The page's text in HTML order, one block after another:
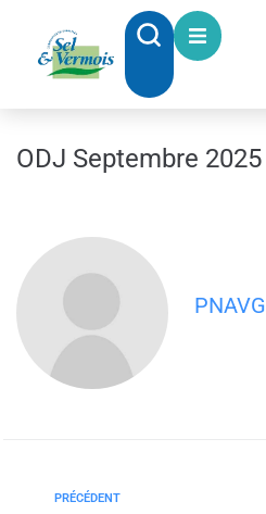
ODJ Septembre 2025
PNAVG
PRÉCÉDENT